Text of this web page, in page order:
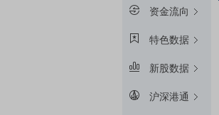
资金流向
特色数据
新股数据
沪深港通